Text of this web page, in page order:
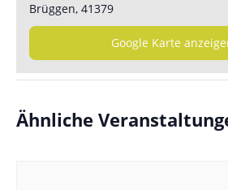
Brüggen, 41379
Google Karte
Ähnliche